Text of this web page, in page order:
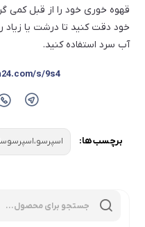
آب سرد استفاده کنید.
s/9s4
برچسب ها: